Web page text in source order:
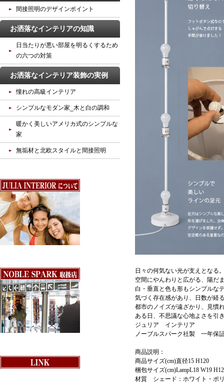
日々の何気ない光が支えとなる
空間にやんわりと広がる、陽だ
白・垂直と色も形もシンプルな
気づく存在感があり、日数が経
都市のノイズが遠ざかり、見慣
ある日、不思議な心地よさを引
ジュリア インテリア
ノーブルスパーク社製 一年保
商品説明：
商品サイズ(cm)直径15 H120
梱包サイズ(cm)LampL18 W19
材質 シェード：ホワイト・ポ
間接照明のデザインポイント
お洒落なインテリアの知識
日当たりが悪い部屋を明るくするため
の六つの対策
お洒落なインテリア装飾の実例
憧れの高級インテリア
シンプルなモダン家_木と白の調和
暖かく美しいアメリカ式のシンプルな
家
無垢材と北欧スタイルと間接照明